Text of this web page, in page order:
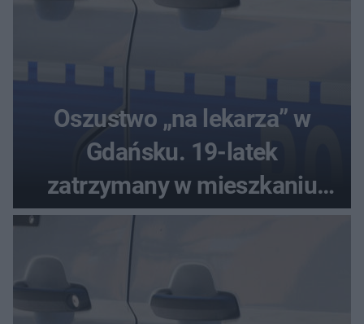
Oszustwo „na lekarza” w
Gdańsku. 19-latek
zatrzymany w mieszkaniu
seniora